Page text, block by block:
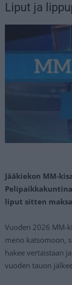
Liput ja
Jääkiekon MM-
liput sitten
Vuoden 2026 MM-
meno katsomoon,
hakee vertaistaan
vuoden tauon